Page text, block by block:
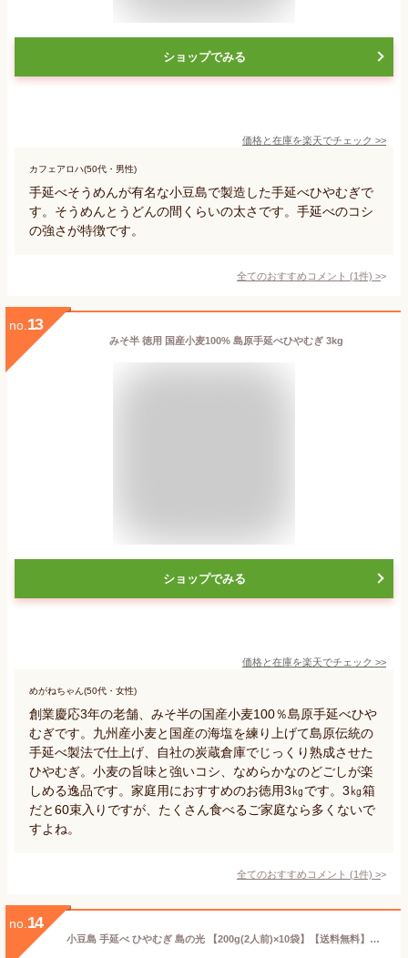
ショップでみる
価格と在庫を楽天でチェック >>
カフェアロハ(50代・男性)
手延べそうめんが有名な小豆島で製造した手延べひやむぎで
す。そうめんとうどんの間くらいの太さです。手延べのコシ
の強さが特徴です。
全てのおすすめコメント (1件) >
no. 13
みそ半 徳用 国産小麦100% 島原手延べひやむぎ 3kg
ショップでみる
価格と在庫を楽天でチェック >>
めがねちゃん(50代・女性)
創業慶応3年の老舗、みそ半の国産小麦100％島原手延べひや
むぎです。九州産小麦と国産の海塩を練り上げて島原伝統の
手延べ製法で仕上げ、自社の炭蔵倉庫でじっくり熟成させた
ひやむぎ。小麦の旨味と強いコシ、なめらかなのどごしが楽
しめる逸品です。家庭用におすすめのお徳用3㎏です。3㎏箱
だと60束入りですが、たくさん食べるご家庭なら多くないで
すよね。
全てのおすすめコメント (1件) >
no. 14
小豆島 手延べ ひやむぎ 島の光 【200g(2人前)×10袋】【送料無料】【北海道600円・沖縄1600円追加送料】